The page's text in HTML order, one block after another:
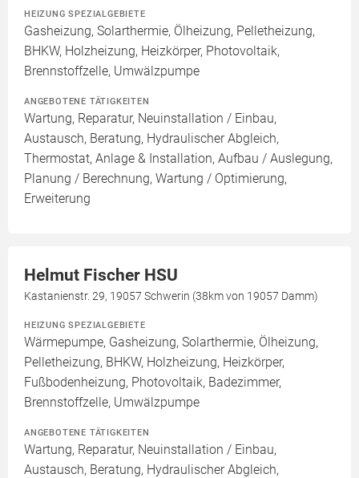
HEIZUNG SPEZIALGEBIETE
Gasheizung, Solarthermie, Ölheizung, Pelletheizung,
BHKW, Holzheizung, Heizkörper, Photovoltaik,
Brennstoffzelle, Umwälzpumpe
ANGEBOTENE TÄTIGKEITEN
Wartung, Reparatur, Neuinstallation / Einbau,
Austausch, Beratung, Hydraulischer Abgleich,
Thermostat, Anlage & Installation, Aufbau / Auslegung,
Planung / Berechnung, Wartung / Optimierung,
Erweiterung
Helmut Fischer HSU
Kastanienstr. 29, 19057 Schwerin (38km von 19057 Damm)
HEIZUNG SPEZIALGEBIETE
Wärmepumpe, Gasheizung, Solarthermie, Ölheizung,
Pelletheizung, BHKW, Holzheizung, Heizkörper,
Fußbodenheizung, Photovoltaik, Badezimmer,
Brennstoffzelle, Umwälzpumpe
ANGEBOTENE TÄTIGKEITEN
Wartung, Reparatur, Neuinstallation / Einbau,
Austausch, Beratung, Hydraulischer Abgleich,